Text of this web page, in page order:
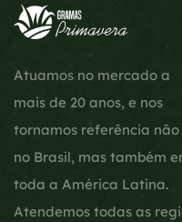
Atuamos no mercado a
mais de 20 anos, e nos
tornamos referência não
no Brasil, mas também
toda a América Latina.
Atendemos todas as